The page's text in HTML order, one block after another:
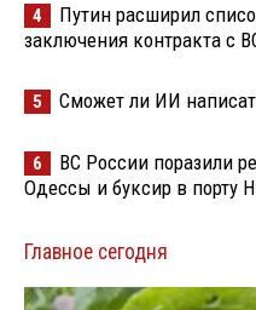
4
Путин расширил
заключения контракта с
5 Сможет ли ИИ
6
ВС России поразили
Одессы и буксир в порту
Главное сегодня